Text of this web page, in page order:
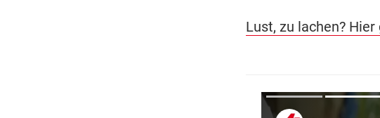
Lust, zu lachen?